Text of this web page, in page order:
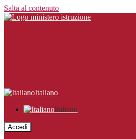
Salta al contenuto
Italiano
Italiano
Accedi